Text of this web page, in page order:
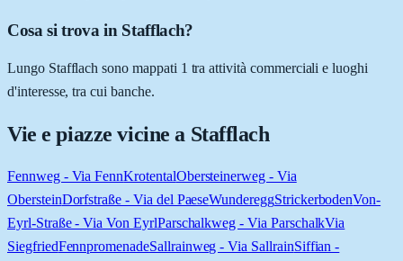
Cosa si trova in Stafflach?
Lungo Stafflach sono mappati 1 tra attività commerciali e luoghi
d'interesse, tra cui banche.
Vie e piazze vicine a Stafflach
Fennweg - Via FennKrotentalObersteinerweg - Via
ObersteinDorfstraße - Via del PaeseWundereggStrickerbodenVon-
Eyrl-Straße - Via Von EyrlParschalkweg - Via ParschalkVia
SiegfriedFennpromenadeSallrainweg - Via SallrainSiffian -